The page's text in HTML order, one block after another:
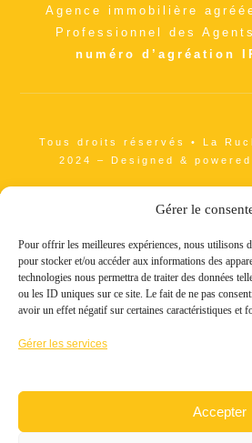
Gérer le
Pour offrir les meilleures expériences, nous utilisons
pour stocker et/ou accéder aux informations des
technologies nous permettra de traiter des données
ou les ID uniques sur ce site. Le fait de ne pas
avoir un effet négatif sur certaines caractéristiques et
Gérer les services
Accepter
Agence immobilière
Professionnel des
numéro d’agréation
Tous droits réservés • La
2024 – Designed &